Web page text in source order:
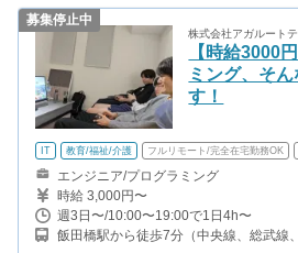
募集停止中
株式会社アガルート
【時給3000
ミング、そ
す！
IT 教育/福祉/介護 フルリモート/完全在宅勤務OK
エンジニア/プログラミング
時給 3,000円〜
週3日〜/10:00〜19:00で1日4h〜
飯田橋駅から徒歩7分（中央線、総武線